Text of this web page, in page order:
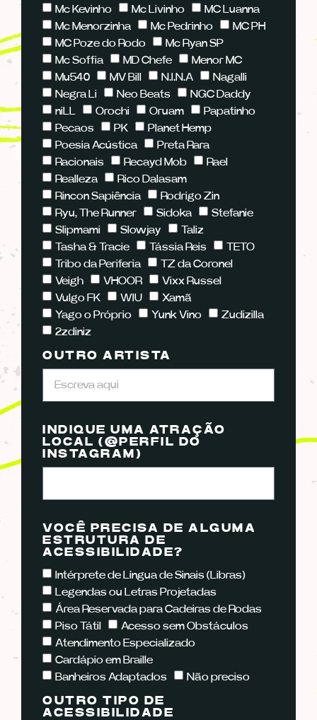
Mc Kevinho Mc Livinho
MC Luanna
Mc Menorzinha
Mc Pedrinho
MC PH
MC Poze do Rodo
Mc Ryan SP
Mc Soffia
MD Chefe
Menor MC
Mu540
MV Bill N.I.N.A
Nagalli
Negra Li
Neo Beats
NGC Daddy
niLL
Orochi Oruam
Papatinho
Pecaos
PK
Planet Hemp
Poesia Acústica
Preta Rara
Racionais
Recayd Mob
Rael
Realleza
Rico Dalasam
Rincon Sapiência
Rodrigo Zin
Ryu, The Runner
Sidoka
Stefanie
Slipmami
Slowjay
Taliz
Tasha & Tracie
Tássia Reis
TETO
Tribo da Periferia
TZ da Coronel
Veigh
VHOOR
Vixx Russel
Vulgo FK
WIU
Xamã
Yago o Próprio
Yunk Vino
Zudizilla
2zdiniz
OUTRO ARTISTA
INDIQUE UMA ATRAÇÃO
LOCAL (@PERFIL DO
INSTAGRAM)
VOCÊ PRECISA DE ALGUMA
ESTRUTURA DE
ACESSIBILIDADE?
Intérprete de Língua de Sinais (Libras)
Legendas ou Letras Projetadas
Área Reservada para Cadeiras de Rodas
Piso Tátil
Acesso sem Obstáculos
Atendimento Especializado
Cardápio em Braille
Banheiros Adaptados
Não preciso
OUTRO TIPO DE
ACESSIBILIDADE